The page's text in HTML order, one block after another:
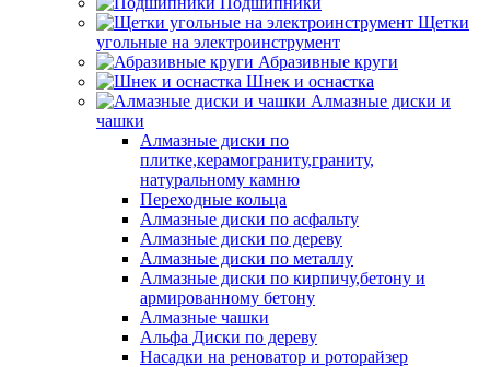
Щетки
угольные на электроинструмент
Абразивные круги
Шнек и оснастка
Алмазные диски и
чашки
Алмазные диски по
плитке,керамограниту,граниту,
натуральному камню
Переходные кольца
Алмазные диски по асфальту
Алмазные диски по дереву
Алмазные диски по металлу
Алмазные диски по кирпичу,бетону и
армированному бетону
Алмазные чашки
Альфа Диски по дереву
Насадки на реноватор и роторайзер